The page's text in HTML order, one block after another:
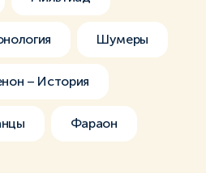
Шумеры
– История
Фараон